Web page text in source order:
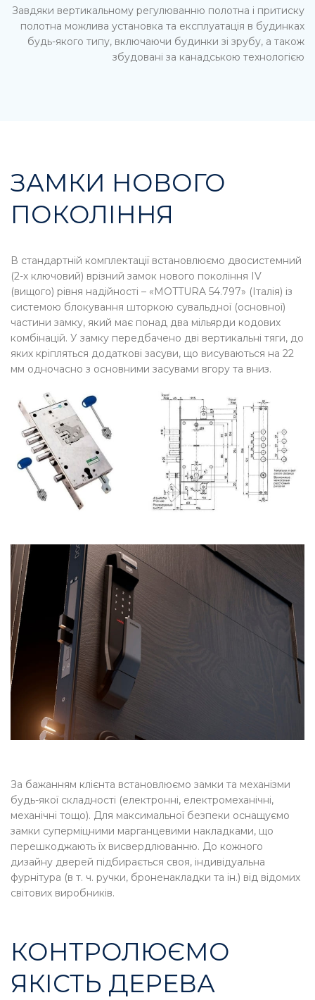
Завдяки вертикальному регулюванню полотна і притиску
полотна можлива установка та експлуатація в будинках
будь-якого типу, включаючи будинки зі зрубу, а також
збудовані за канадською технологією
ЗАМКИ НОВОГО
ПОКОЛІННЯ
В стандартній комплектації встановлюємо двосистемний
(2-х ключовий) врізний замок нового покоління IV
(вищого) рівня надійності – «MOTTURA 54.797» (Італія) із
системою блокування шторкою сувальдної (основної)
частини замку, який має понад два мільярди кодових
комбінацій. У замку передбачено дві вертикальні тяги, до
яких кріпляться додаткові засуви, що висуваються на 22
мм одночасно з основними засувами вгору та вниз.
За бажанням клієнта встановлюємо замки та механізми
будь-якої складності (електронні, електромеханічні,
механічні тощо). Для максимальної безпеки оснащуємо
замки суперміцними марганцевими накладками, що
перешкоджають їх висвердлюванню. До кожного
дизайну дверей підбирається своя, індивідуальна
фурнітура (в т. ч. ручки, броненакладки та ін.) від відомих
світових виробників.
КОНТРОЛЮЄМО
ЯКІСТЬ ДЕРЕВА